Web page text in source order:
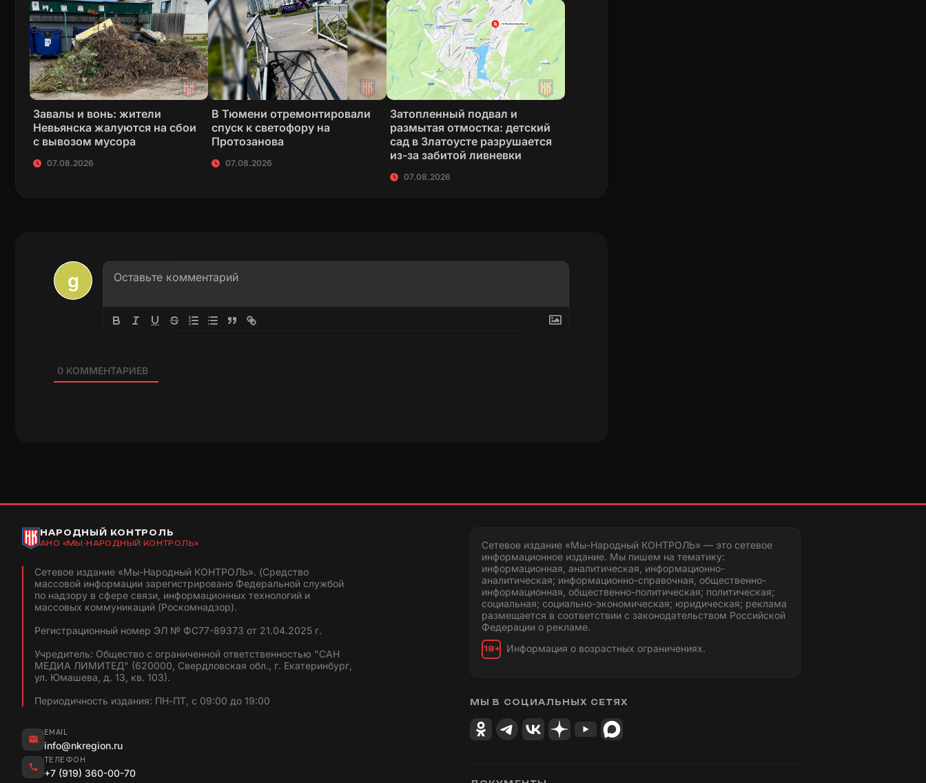
Завалы и вонь: жители
Невьянска жалуются на сбои
с вывозом мусора
07.08.2026
В Тюмени отремонтировали
спуск к светофору на
Протозанова
07.08.2026
Затопленный подвал и
размытая отмостка: детский
сад в Златоусте разрушается
из-за забитой ливневки
07.08.2026
0КОММЕНТАРИЕВ
НАРОДНЫЙ КОНТРОЛЬ
АНО «МЫ-НАРОДНЫЙ КОНТРОЛЬ»
Сетевое издание «Мы-Народный КОНТРОЛЬ». (Средство
массовой информации зарегистрировано Федеральной службой
по надзору в сфере связи, информационных технологий и
массовых коммуникаций (Роскомнадзор).
Регистрационный номер ЭЛ № ФС77-89373 от 21.04.2025 г.
Учредитель: Общество с ограниченной ответственностью "САН
МЕДИА ЛИМИТЕД" (620000, Свердловская обл., г. Екатеринбург,
ул. Юмашева, д. 13, кв. 103).
Периодичность издания: ПН-ПТ, с 09:00 до 19:00
EMAIL
info@nkregion.ru
ТЕЛЕФОН
+7 (919) 360-00-70
Сетевое издание «Мы-Народный КОНТРОЛЬ» — это сетевое
информационное издание. Мы пишем на тематику:
информационная, аналитическая, информационно-
аналитическая; информационно-справочная, общественно-
информационная, общественно-политическая; политическая;
социальная; социально-экономическая; юридическая; реклама
размещается в соответствии с законодательством Российской
Федерации о рекламе.
18+ Информация о возрастных ограничениях.
МЫ В СОЦИАЛЬНЫХ СЕТЯХ